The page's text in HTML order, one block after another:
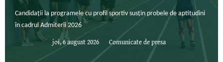
Candidații la programele cu profil sportiv susțin probele de aptitudini
în cadrul Admiterii 2026
joi, 6 august 2026 Comunicate de presa